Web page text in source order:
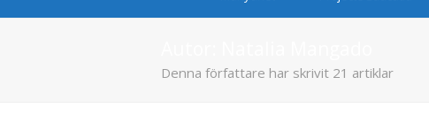
Denna författare har skrivit 21 artiklar